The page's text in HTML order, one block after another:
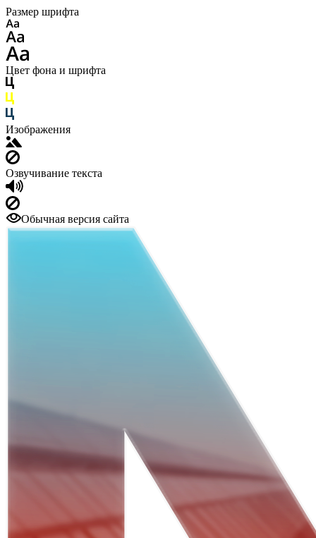
Размер шрифта
Цвет фона и шрифта
Изображения
Озвучивание текста
Обычная версия сайта